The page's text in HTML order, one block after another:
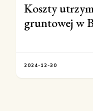
Koszty
gruntowej w
2024-12-30